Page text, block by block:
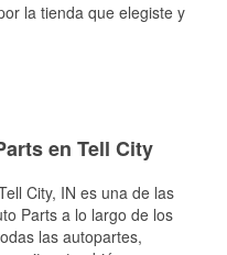
la tienda que elegiste y
en Tell City
City, IN es una de las
Parts a lo largo de los
las autopartes,